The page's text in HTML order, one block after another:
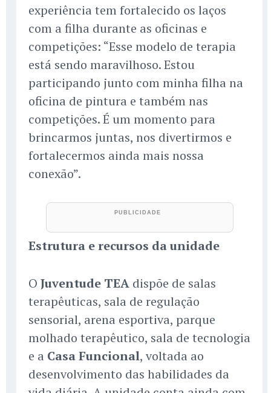
experiência tem fortalecido os laços
com a filha durante as oficinas e
competições: “Esse modelo de terapia
está sendo maravilhoso. Estou
participando junto com minha filha na
oficina de pintura e também nas
competições. É um momento para
brincarmos juntas, nos divertirmos e
fortalecermos ainda mais nossa
conexão”.
Estrutura e recursos da unidade
O Juventude TEA dispõe de salas
terapêuticas, sala de regulação
sensorial, arena esportiva, parque
molhado terapêutico, sala de tecnologia
e a Casa Funcional, voltada ao
desenvolvimento das habilidades da